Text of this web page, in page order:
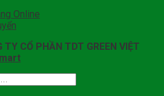
Online
TY CỔ PHẦN TDT GREEN VIỆT